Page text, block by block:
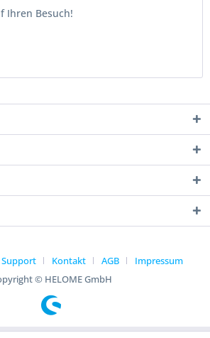
Ihren Besuch!
Kontakt AGB
Impressum
© HELOME GmbH